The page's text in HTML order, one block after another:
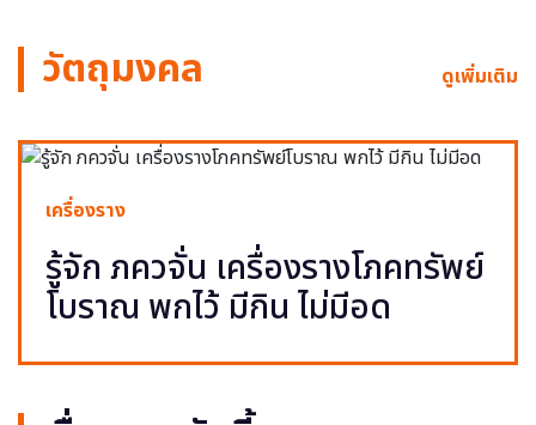
วัตถุมงคล ดูเพิ่มเติม
เครื่องราง
รู้จัก ภควจั่น เครื่องรางโภคทรัพย์
โบราณ พกไว้ มีกิน ไม่มีอด